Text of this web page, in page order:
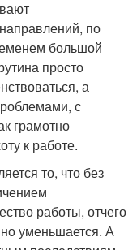
по
большой
просто
а
с
грамотно
к работе.
то, что без
работы, отчего
уменьшается. А